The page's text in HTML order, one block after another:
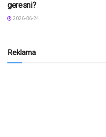
geresni?
2026-06-24
Reklama